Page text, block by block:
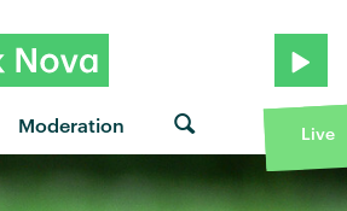
Moderation Live